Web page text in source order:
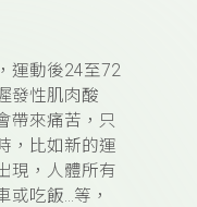
運動後24至72
發性肌肉酸
帶來痛苦，只
，比如新的運
現，人體所有
或吃飯…等，